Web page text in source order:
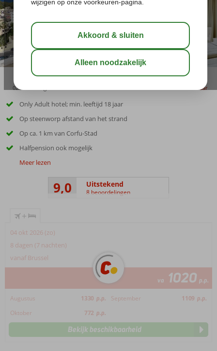
02:50 bewaar
Only Adult hotel; min. leeftijd 18 jaar
Op steenworp afstand van het strand
Op ca. 1 km van Corfu-Stad
Halfpension ook mogelijk
Meer lezen
9,0 Uitstekend
8 beoordelingen
+
04 okt 2026 (zo)
8 dagen (7 nachten)
vanaf Brussel
va 1020 p.p.
Augustus 1330 p.p. September 1109 p.p.
Oktober
772 p.p.
Bekijk beschikbaarheid